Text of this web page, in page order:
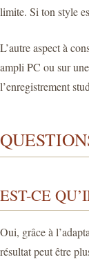
limite. Si ton style
L’autre aspect à
ampli PC ou sur
l’enregistrement
EST-CE
Oui, grâce à
résultat peut être